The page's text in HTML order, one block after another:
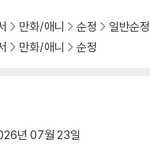
만화/애니 순정
일반순정
만화/애니 순정
년 07월 23일